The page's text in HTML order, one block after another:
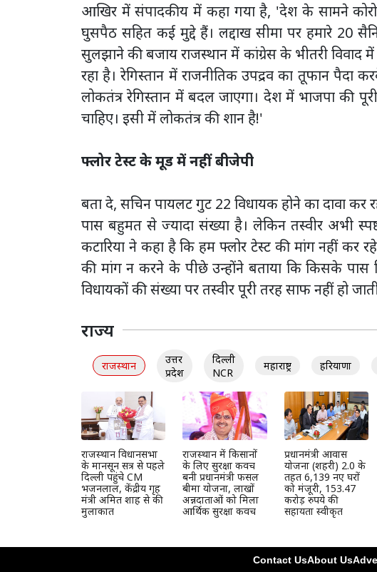
आखिर में संपादकीय में कहा गया है, 'देश के सामने
घुसपैठ सहित कई मुद्दे हैं। लद्दाख सीमा पर हमारे 20
सुलझाने की बजाय राजस्थान में कांग्रेस के भीतरी विवाद
रहा है। रेगिस्तान में राजनीतिक उपद्रव का तूफान
लोकतंत्र रेगिस्तान में बदल जाएगा। देश में भाजपा की
चाहिए। इसी में लोकतंत्र की शान है!'
फ्लोर टेस्ट के मूड में नहीं बीजेपी
बता दे, सचिन पायलट गुट 22 विधायक होने का दावा
पास बहुमत से ज्यादा संख्या है। लेकिन तस्वीर अभी
कटारिया ने कहा है कि हम फ्लोर टेस्ट की मांग नहीं कर
की मांग न करने के पीछे उन्होंने बताया कि किसके
विधायकों की संख्या पर तस्वीर पूरी तरह साफ नहीं हो
राज्य
राजस्थान
उत्तर
प्रदेश
दिल्ली
NCR
महाराष्ट्र हरियाणा
राजस्थान विधानसभा
के मानसून सत्र से पहले
दिल्ली पहुंचे CM
भजनलाल, केंद्रीय गृह
मंत्री अमित शाह से की
मुलाकात
राजस्थान में किसानों
के लिए सुरक्षा कवच
बनी प्रधानमंत्री फसल
बीमा योजना, लाखों
अन्नदाताओं को मिला
आर्थिक सुरक्षा कवच
प्रधानमंत्री आवास
योजना (शहरी) 2.0 के
तहत 6,139 नए घरों
को मंजूरी, 153.47
करोड़ रुपये की
सहायता स्वीकृत
Contact UsAbout Us